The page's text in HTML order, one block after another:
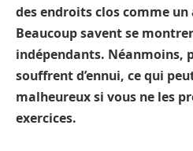
des endroits clos comme
Beaucoup savent se
indépendants. Néanmoins,
souffrent d’ennui, ce qui
malheureuxsi vous ne les
exercices.